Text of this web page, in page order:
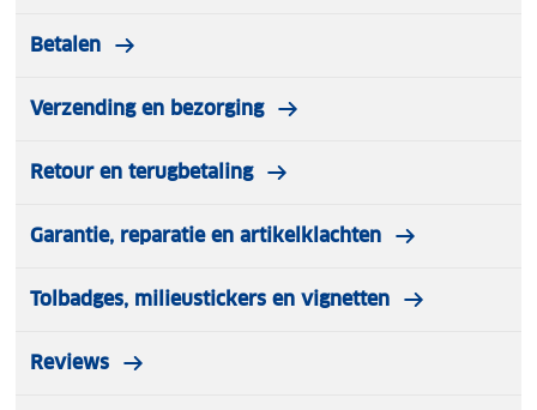
Betalen
Verzending en bezorging
Retour en terugbetaling
Garantie, reparatie en artikelklachten
Tolbadges, milieustickers en vignetten
Reviews